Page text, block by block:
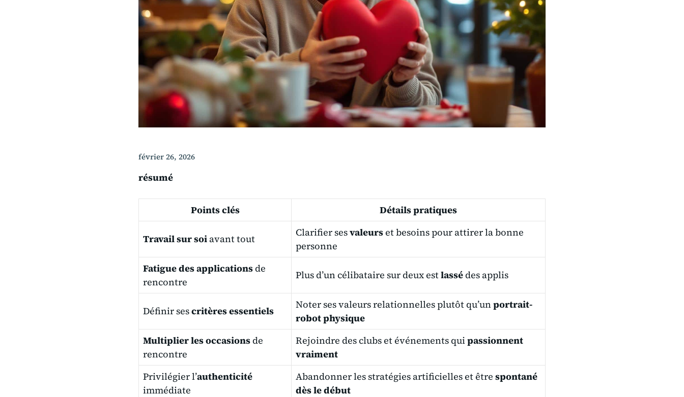
février 26, 2026
résumé
Points clés Détails pratiques
Travail sur soi avant tout
Clarifier sesvaleurset besoins pour attirer la bonne
personne
Fatigue des applicationsde
rencontre
Plus d’un célibataire sur deux estlassédes applis
Définir sescritères essentiels
Noter ses valeurs relationnelles plutôt qu’unportrait-
robot physique
Multiplier les occasionsde
rencontre
Rejoindre des clubs et événements quipassionnent
vraiment
Privilégier l’authenticité
immédiate
Abandonner les stratégies artificielles et être spontané
dès le début